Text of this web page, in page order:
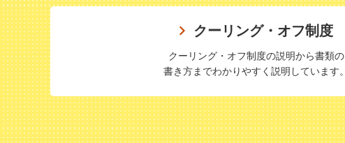
クーリング・オフ制度
クーリング・オフ制度の説明から書類の
書き方までわかりやすく説明しています。